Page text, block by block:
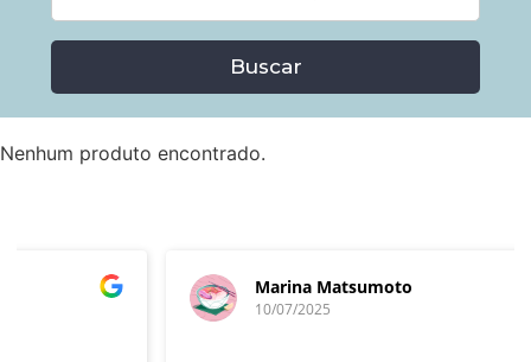
Buscar
Nenhum produto encontrado.
Marina Matsumoto
10/07/2025